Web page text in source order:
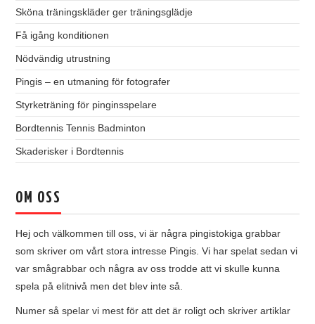
Sköna träningskläder ger träningsglädje
Få igång konditionen
Nödvändig utrustning
Pingis – en utmaning för fotografer
Styrketräning för pinginsspelare
Bordtennis Tennis Badminton
Skaderisker i Bordtennis
OM OSS
Hej och välkommen till oss, vi är några pingistokiga grabbar
som skriver om vårt stora intresse Pingis. Vi har spelat sedan vi
var smågrabbar och några av oss trodde att vi skulle kunna
spela på elitnivå men det blev inte så.
Numer så spelar vi mest för att det är roligt och skriver artiklar